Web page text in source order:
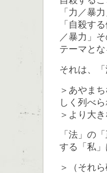
「力／暴
「自殺す
／暴力」
テーマとな
それは、
＞あやま
しく列べら
＞より大
「法」の
する「私」
＞（それ